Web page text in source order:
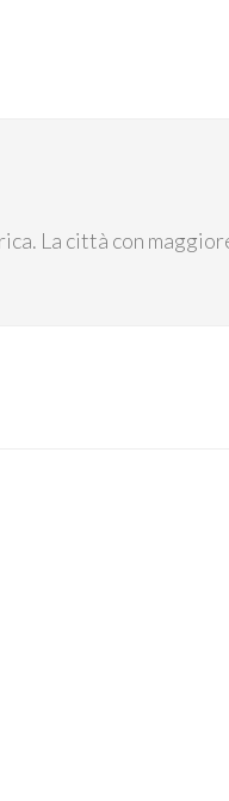
La città con